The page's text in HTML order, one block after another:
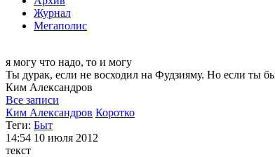
Журнал
Мегаполис
я могу что надо, то и могу
Ты дурак, если не восходил на Фудзияму. Но если ты
Ким Александров
Все записи
Ким Александров Коротко
Теги: Быт
14:54 10 июля 2012
текст